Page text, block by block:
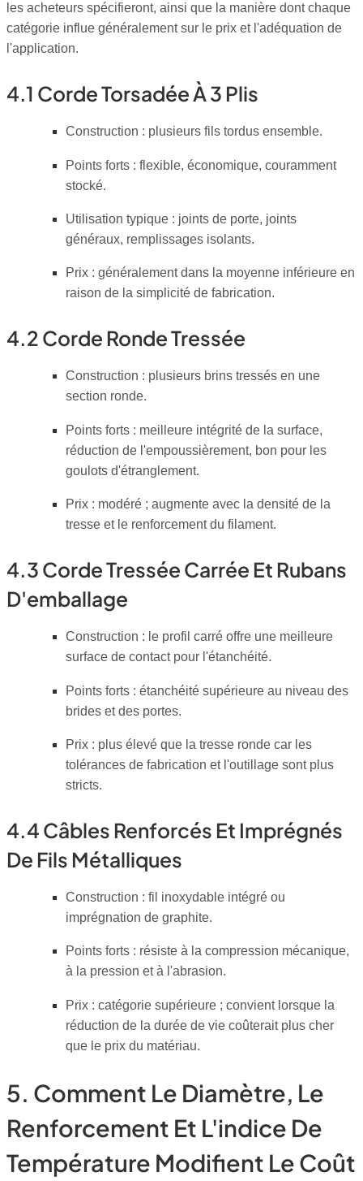
les acheteurs spécifieront, ainsi que la manière dont chaque
catégorie influe généralement sur le prix et l'adéquation de
l'application.
4.1 Corde Torsadée À 3 Plis
Construction : plusieurs fils tordus ensemble.
Points forts : flexible, économique, couramment
stocké.
Utilisation typique : joints de porte, joints
généraux, remplissages isolants.
Prix : généralement dans la moyenne inférieure en
raison de la simplicité de fabrication.
4.2 Corde Ronde Tressée
Construction : plusieurs brins tressés en une
section ronde.
Points forts : meilleure intégrité de la surface,
réduction de l'empoussièrement, bon pour les
goulots d'étranglement.
Prix : modéré ; augmente avec la densité de la
tresse et le renforcement du filament.
4.3 Corde Tressée Carrée Et Rubans
D'emballage
Construction : le profil carré offre une meilleure
surface de contact pour l'étanchéité.
Points forts : étanchéité supérieure au niveau des
brides et des portes.
Prix : plus élevé que la tresse ronde car les
tolérances de fabrication et l'outillage sont plus
stricts.
4.4 Câbles Renforcés Et Imprégnés
De Fils Métalliques
Construction : fil inoxydable intégré ou
imprégnation de graphite.
Points forts : résiste à la compression mécanique,
à la pression et à l'abrasion.
Prix : catégorie supérieure ; convient lorsque la
réduction de la durée de vie coûterait plus cher
que le prix du matériau.
5. Comment Le Diamètre, Le
Renforcement Et L'indice De
Température Modifient Le Coût